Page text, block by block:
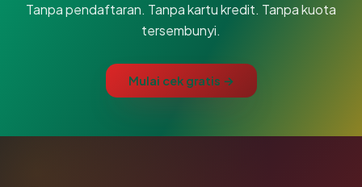
Tanpa pendaftaran. Tanpa kartu kredit. Tanpa kuota
tersembunyi.
Mulai cek gratis →